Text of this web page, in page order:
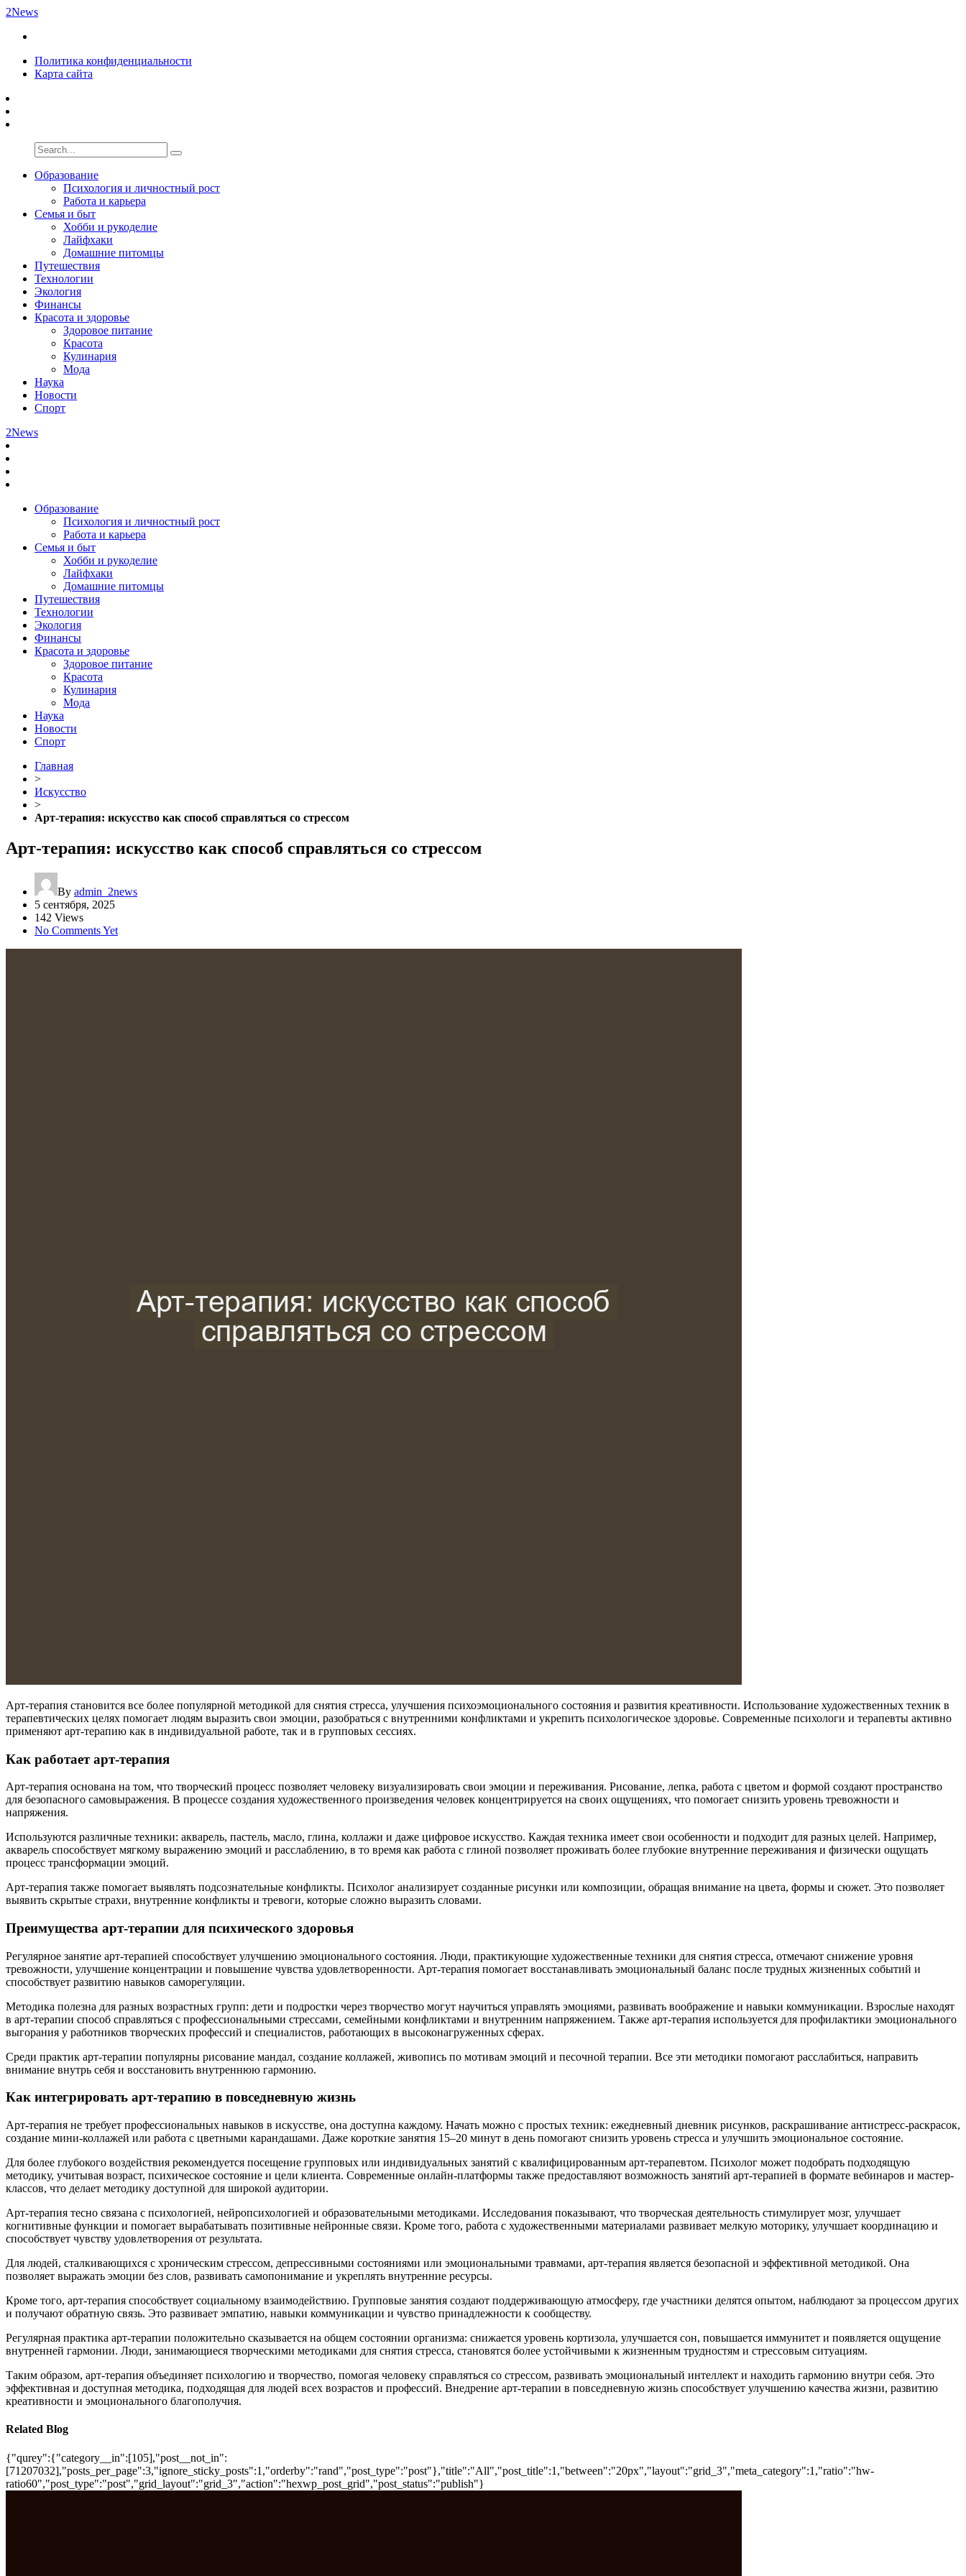
2News
Политика конфиденциальности
Карта сайта
Образование
Психология и личностный рост
Работа и карьера
Семья и быт
Хобби и рукоделие
Лайфхаки
Домашние питомцы
Путешествия
Технологии
Экология
Финансы
Красота и здоровье
Здоровое питание
Красота
Кулинария
Мода
Наука
Новости
Спорт
2News
Образование
Психология и личностный рост
Работа и карьера
Семья и быт
Хобби и рукоделие
Лайфхаки
Домашние питомцы
Путешествия
Технологии
Экология
Финансы
Красота и здоровье
Здоровое питание
Красота
Кулинария
Мода
Наука
Новости
Спорт
Главная
>
Искусство
>
Арт-терапия: искусство как способ справляться со стрессом
Арт-терапия: искусство как способ справляться со стрессом
By admin_2news
5 сентября, 2025
142 Views
No Comments Yet
Арт-терапия становится все более популярной методикой для снятия стресса, улучшения психоэмоционального состояния и развития креативности. Использование художественных техник в
терапевтических целях помогает людям выразить свои эмоции, разобраться с внутренними конфликтами и укрепить психологическое здоровье. Современные психологи и терапевты активно
применяют арт-терапию как в индивидуальной работе, так и в групповых сессиях.
Как работает арт-терапия
Арт-терапия основана на том, что творческий процесс позволяет человеку визуализировать свои эмоции и переживания. Рисование, лепка, работа с цветом и формой создают пространство
для безопасного самовыражения. В процессе создания художественного произведения человек концентрируется на своих ощущениях, что помогает снизить уровень тревожности и
напряжения.
Используются различные техники: акварель, пастель, масло, глина, коллажи и даже цифровое искусство. Каждая техника имеет свои особенности и подходит для разных целей. Например,
акварель способствует мягкому выражению эмоций и расслаблению, в то время как работа с глиной позволяет проживать более глубокие внутренние переживания и физически ощущать
процесс трансформации эмоций.
Арт-терапия также помогает выявлять подсознательные конфликты. Психолог анализирует созданные рисунки или композиции, обращая внимание на цвета, формы и сюжет. Это позволяет
выявить скрытые страхи, внутренние конфликты и тревоги, которые сложно выразить словами.
Преимущества арт-терапии для психического здоровья
Регулярное занятие арт-терапией способствует улучшению эмоционального состояния. Люди, практикующие художественные техники для снятия стресса, отмечают снижение уровня
тревожности, улучшение концентрации и повышение чувства удовлетворенности. Арт-терапия помогает восстанавливать эмоциональный баланс после трудных жизненных событий и
способствует развитию навыков саморегуляции.
Методика полезна для разных возрастных групп: дети и подростки через творчество могут научиться управлять эмоциями, развивать воображение и навыки коммуникации. Взрослые находят
в арт-терапии способ справляться с профессиональными стрессами, семейными конфликтами и внутренним напряжением. Также арт-терапия используется для профилактики эмоционального
выгорания у работников творческих профессий и специалистов, работающих в высоконагруженных сферах.
Среди практик арт-терапии популярны рисование мандал, создание коллажей, живопись по мотивам эмоций и песочной терапии. Все эти методики помогают расслабиться, направить
внимание внутрь себя и восстановить внутреннюю гармонию.
Как интегрировать арт-терапию в повседневную жизнь
Арт-терапия не требует профессиональных навыков в искусстве, она доступна каждому. Начать можно с простых техник: ежедневный дневник рисунков, раскрашивание антистресс-раскрасок,
создание мини-коллажей или работа с цветными карандашами. Даже короткие занятия 15–20 минут в день помогают снизить уровень стресса и улучшить эмоциональное состояние.
Для более глубокого воздействия рекомендуется посещение групповых или индивидуальных занятий с квалифицированным арт-терапевтом. Психолог может подобрать подходящую
методику, учитывая возраст, психическое состояние и цели клиента. Современные онлайн-платформы также предоставляют возможность занятий арт-терапией в формате вебинаров и мастер-
классов, что делает методику доступной для широкой аудитории.
Арт-терапия тесно связана с психологией, нейропсихологией и образовательными методиками. Исследования показывают, что творческая деятельность стимулирует мозг, улучшает
когнитивные функции и помогает вырабатывать позитивные нейронные связи. Кроме того, работа с художественными материалами развивает мелкую моторику, улучшает координацию и
способствует чувству удовлетворения от результата.
Для людей, сталкивающихся с хроническим стрессом, депрессивными состояниями или эмоциональными травмами, арт-терапия является безопасной и эффективной методикой. Она
позволяет выражать эмоции без слов, развивать самопонимание и укреплять внутренние ресурсы.
Кроме того, арт-терапия способствует социальному взаимодействию. Групповые занятия создают поддерживающую атмосферу, где участники делятся опытом, наблюдают за процессом других
и получают обратную связь. Это развивает эмпатию, навыки коммуникации и чувство принадлежности к сообществу.
Регулярная практика арт-терапии положительно сказывается на общем состоянии организма: снижается уровень кортизола, улучшается сон, повышается иммунитет и появляется ощущение
внутренней гармонии. Люди, занимающиеся творческими методиками для снятия стресса, становятся более устойчивыми к жизненным трудностям и стрессовым ситуациям.
Таким образом, арт-терапия объединяет психологию и творчество, помогая человеку справляться со стрессом, развивать эмоциональный интеллект и находить гармонию внутри себя. Это
эффективная и доступная методика, подходящая для людей всех возрастов и профессий. Внедрение арт-терапии в повседневную жизнь способствует улучшению качества жизни, развитию
креативности и эмоционального благополучия.
Related Blog
{"qurey":{"category__in":[105],"post__not_in":
[71207032],"posts_per_page":3,"ignore_sticky_posts":1,"orderby":"rand","post_type":"post"},"title":"All","post_title":1,"between":"20px","layout":"grid_3","meta_category":1,"ratio":"hw-
ratio60","post_type":"post","grid_layout":"grid_3","action":"hexwp_post_grid","post_status":"publish"}